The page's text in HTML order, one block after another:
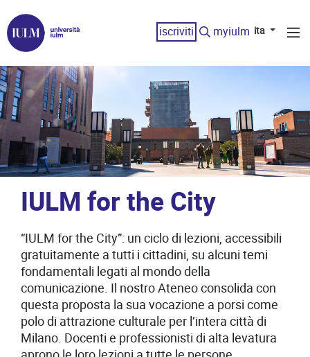
iscriviti myiulm ita
IULM for the City
“IULM for the City”: un ciclo di lezioni, accessibili
gratuitamente a tutti i cittadini, su alcuni temi
fondamentali legati al mondo della
comunicazione. Il nostro Ateneo consolida con
questa proposta la sua vocazione a porsi come
polo di attrazione culturale per l’intera città di
Milano. Docenti e professionisti di alta levatura